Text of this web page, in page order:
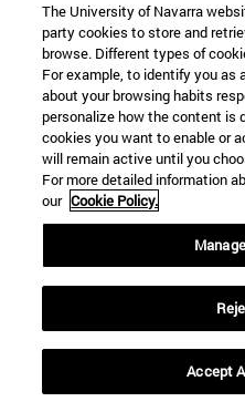
–Rusia se ha visto
entre Europa y Asia, y ha
defensora de un
como un tercercontinente
cada lado, y que
supercontinente. En la
Rusia se beneficiará de la
extremo y otro y estará
repúblicas
contacto con un mayor
The Return fo
American Interests in the Twenty-
The University of Navarra
party cookies to store and
browse. Different types of
For example, to identify you as
about your browsing habits
personalize how the content is
cookies you want to enable or
will remain active until you
For more detailed information
our Cookie Policy.
Accept